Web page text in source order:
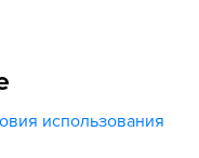
использования